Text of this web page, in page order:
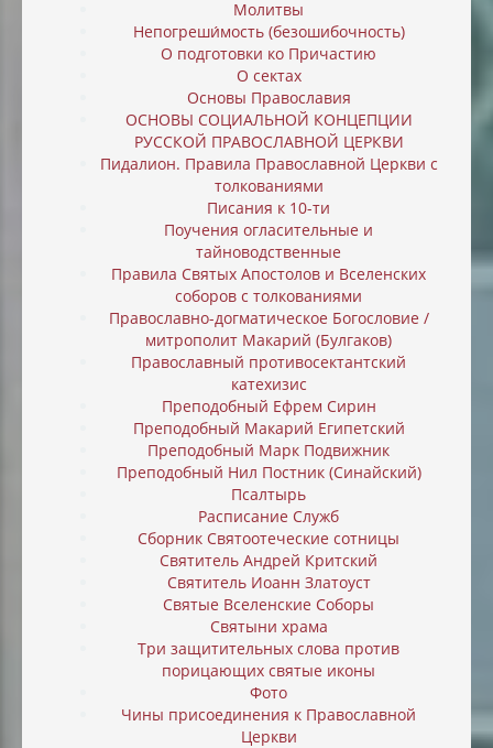
Молитвы
Непогреши́мость (безошибочность)
О подготовки ко Причастию
О сектах
Основы Православия
ОСНОВЫ СОЦИАЛЬНОЙ КОНЦЕПЦИИ
РУССКОЙ ПРАВОСЛАВНОЙ ЦЕРКВИ
Пидалион. Правила Православной Церкви с
толкованиями
Писания к 10-ти
Поучения огласительные и
тайноводственные
Правила Святых Апостолов и Вселенских
соборов с толкованиями
Православно-догматическое Богословие /
митрополит Макарий (Булгаков)
Православный противосектантский
катехизис
Преподобный Ефрем Сирин
Преподобный Макарий Египетский
Преподобный Марк Подвижник
Преподобный Нил Постник (Синайский)
Псалтырь
Расписание Служб
Сборник Святоотеческие сотницы
Святитель Андрей Критский
Святитель Иоанн Златоуст
Святые Вселенские Соборы
Святыни храма
Три защитительных слова против
порицающих святые иконы
Фото
Чины присоединения к Православной
Церкви